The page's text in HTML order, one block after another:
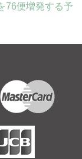
76便増発する予